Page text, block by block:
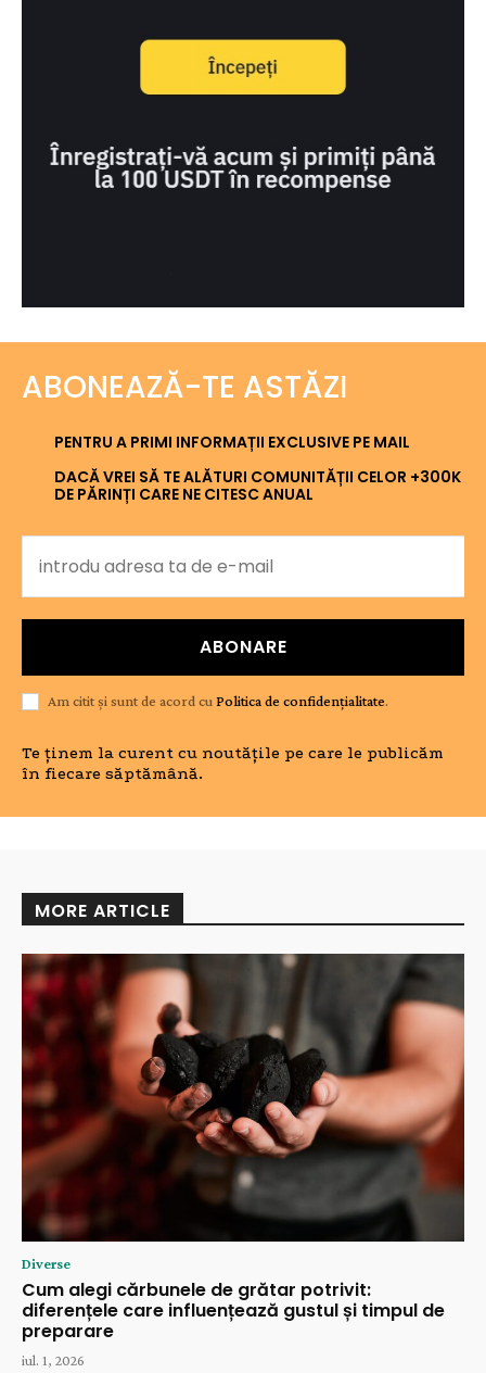
ABONEAZĂ-TE ASTĂZI
PENTRU A PRIMI INFORMAȚII EXCLUSIVE PE MAIL
DACĂ VREI SĂ TE ALĂTURI COMUNITĂȚII CELOR +300K
DE PĂRINȚI CARE NE CITESC ANUAL
ABONARE
Am citit și sunt de acord cu Politica de confidențialitate.
Te ținem la curent cu noutățile pe care le publicăm
în fiecare săptămână.
MORE ARTICLE
Diverse
Cum alegi cărbunele de grătar potrivit:
diferențele care influențează gustul și timpul de
preparare
iul. 1, 2026